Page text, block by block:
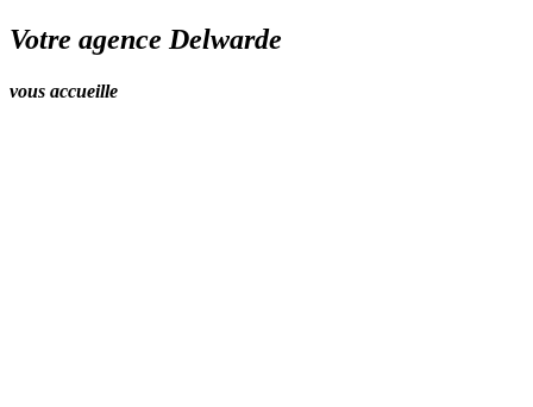
Votre agence Delwarde
vous accueille